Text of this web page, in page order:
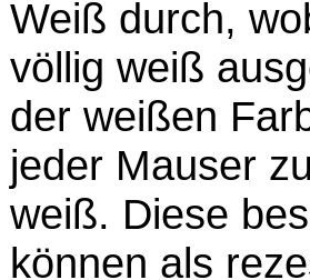
Weiß durch,
völlig weiß
der weißen
jeder Mauser
weiß. Diese
können als